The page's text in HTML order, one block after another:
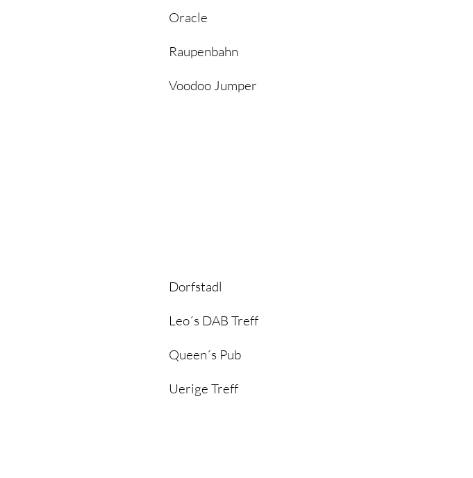
Oracle
Raupenbahn
Voodoo Jumper
Dorfstadl
Leo´s DAB Treff
Queen´s Pub
Uerige Treff